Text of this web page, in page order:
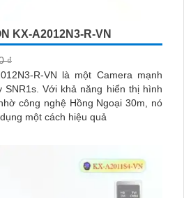
KX-A2012N3-R-VN
₫
R-VN là một Camera mạnh
hiển thị hình
công nghệ Hồng Ngoại 30m, nó
một cách hiệu quả